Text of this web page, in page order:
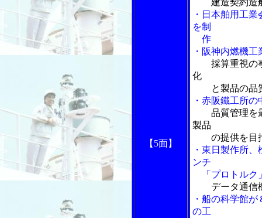
【5面】
建造契約造
・日本舶用工
を制
作
・阪神内燃機
採算重視の
化
と製品の品質
・赤阪鐵工所
品質管理を
製品
の提供を目
・東日製作所
ンチ
「プロトルク
データ通信
・船の科学館
の工